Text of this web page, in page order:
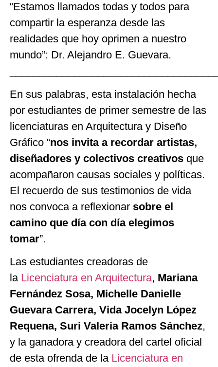
“Estamos llamados todas y todos para
compartir la esperanza desde las
realidades que hoy oprimen a nuestro
mundo”: Dr. Alejandro E. Guevara.
En sus palabras, esta instalación hecha
por estudiantes de primer semestre de las
licenciaturas en Arquitectura y Diseño
Gráfico “nos invita a recordar artistas,
diseñadores y colectivos creativos que
acompañaron causas sociales y políticas.
El recuerdo de sus testimonios de vida
nos convoca a reflexionar sobre el
camino que día con día elegimos
tomar”.
Las estudiantes creadoras de
la Licenciatura en Arquitectura, Mariana
Fernández Sosa, Michelle Danielle
Guevara Carrera, Vida Jocelyn López
Requena, Suri Valeria Ramos Sánchez,
y la ganadora y creadora del cartel oficial
de esta ofrenda de la Licenciatura en